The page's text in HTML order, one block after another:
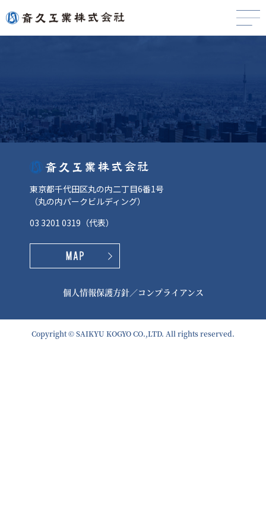
東京都千代田区丸の内二丁目6番1号
（丸の内パークビルディング）
03 3201 0319 （代表）
個人情報保護方針／コンプライアンス
Copyright © SAIKYU KOGYO CO.,LTD. All rights reserved.